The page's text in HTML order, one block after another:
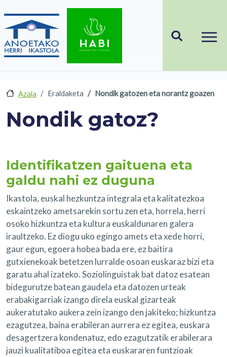
Azala Eraldaketa Nondik gatozen eta norantz goazen
Nondik gatoz?
Identifikatzen gaituena eta
galdu nahi ez duguna
Ikastola, euskal hezkuntza integrala eta kalitatezkoa
eskaintzeko ametsarekin sortu zen eta, horrela, herri
osoko hizkuntza eta kultura euskaldunaren galera
iraultzeko. Ez diogu uko egingo amets eta xede horri,
gaur egun, egoera hobea bada ere, ez baitira
gutxienekoak betetzen lurralde osoan euskaraz bizi eta
garatu ahal izateko. Soziolinguistak bat datoz esatean
bidegurutze batean gaudela eta datozen urteak
erabakigarriak izango direla euskal gizarteak
aukeratutako aukera zein izango den jakiteko; hizkuntza
ezagutzea, baina erabileran aurrera ez egitea, euskara
desagertzera kondenatuz, edo ezagutzatik erabilerara
jauzi kualitatiboa egitea eta euskararen funtzioak